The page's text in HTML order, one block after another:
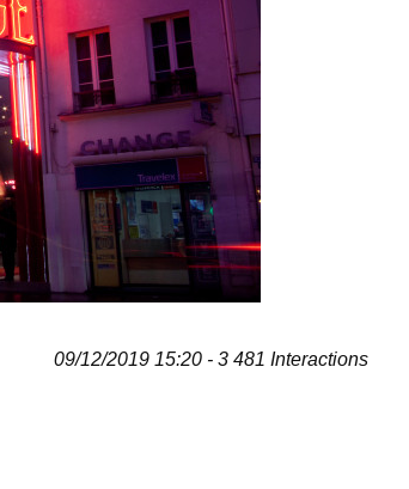
09/12/2019 15:20 - 3 481 Interactions